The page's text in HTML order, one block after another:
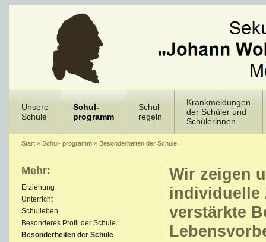
Unsere
Schule
Schul-
programm
Schul-
regeln
Krankmeldungen
der Schüler und
Schülerinnen
Start» Schul- programm» Besonderheiten der Schule
Mehr:
Erziehung
Unterricht
Schulleben
Besonderes Profil der Schule
Besonderheiten der Schule
Wir zeigen
individuelle
verstärkte